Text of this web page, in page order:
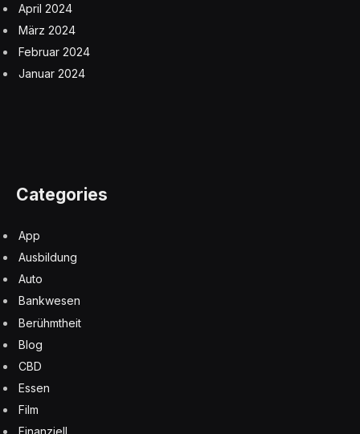
April 2024
März 2024
Februar 2024
Januar 2024
Categories
App
Ausbildung
Auto
Bankwesen
Berühmtheit
Blog
CBD
Essen
Film